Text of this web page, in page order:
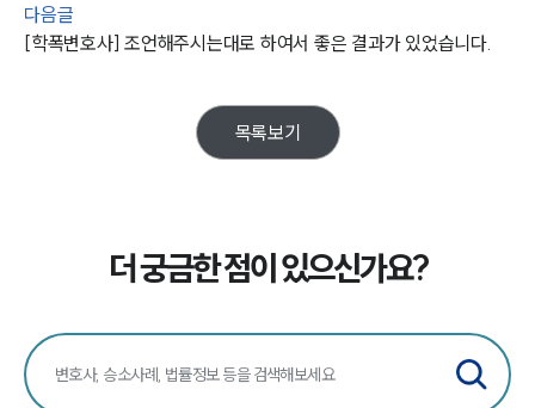
팀소개
대륜의 강점
오시는 길
글로벌 파트너 로펌
사례분석/최신동향
다음글
[학폭변호사] 조언해주시는대로 하여서 좋은 결과가 있었습니다.
목록보기
더 궁금한 점이 있으신가요?